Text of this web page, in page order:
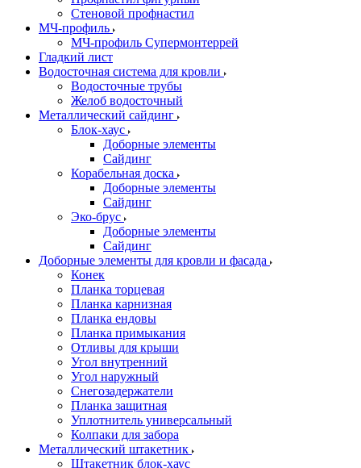
Стеновой профнастил
МЧ-профиль
МЧ-профиль Супермонтеррей
Гладкий лист
Водосточная система для кровли
Водосточные трубы
Желоб водосточный
Металлический сайдинг
Блок-хаус
Доборные элементы
Сайдинг
Корабельная доска
Доборные элементы
Сайдинг
Эко-брус
Доборные элементы
Сайдинг
Доборные элементы для кровли и фасада
Конек
Планка торцевая
Планка карнизная
Планка ендовы
Планка примыкания
Отливы для крыши
Угол внутренний
Угол наружный
Снегозадержатели
Планка защитная
Уплотнитель универсальный
Колпаки для забора
Металлический штакетник
Штакетник блок-хаус